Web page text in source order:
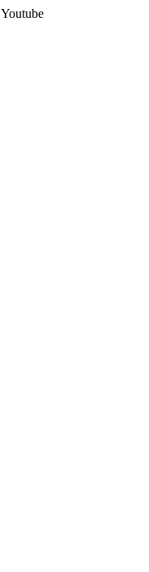
Youtube